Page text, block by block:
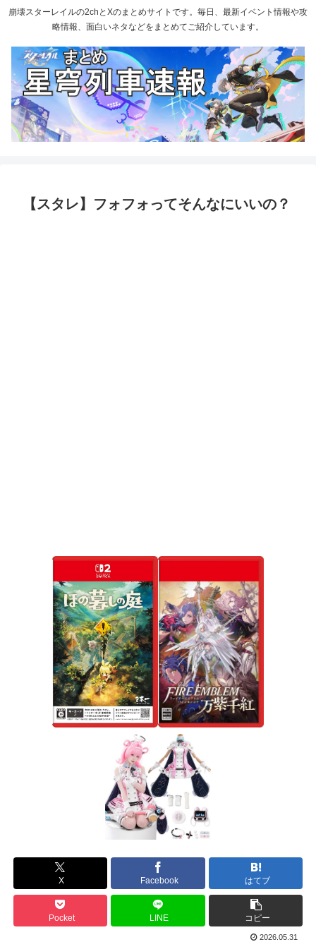
崩壊スターレイルの2chとXのまとめサイトです。毎日、最新イベント情報や攻
略情報、面白いネタなどをまとめてご紹介しています。
【スタレ】フォフォってそんなにいいの？
X Facebook はてブ
Pocket LINE コピー
2026.05.31